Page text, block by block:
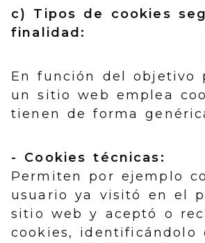
c) Tipos de cookies
finalidad:
En función del objetivo
un sitio web emplea
tienen de forma
- Cookies técnicas:
Permiten por ejemplo
usuario ya visitó en el
sitio web y aceptó o
cookies, identificándolo